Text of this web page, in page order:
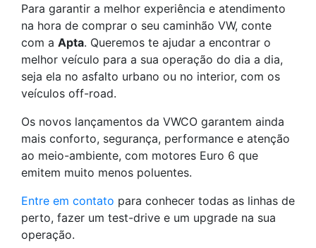
Para garantir a melhor experiência e atendimento
na hora de comprar o seu caminhão VW, conte
com a Apta. Queremos te ajudar a encontrar o
melhor veículo para a sua operação do dia a dia,
seja ela no asfalto urbano ou no interior, com os
veículos off-road.
Os novos lançamentos da VWCO garantem ainda
mais conforto, segurança, performance e atenção
ao meio-ambiente, com motores Euro 6 que
emitem muito menos poluentes.
Entre em contato para conhecer todas as linhas de
perto, fazer um test-drive e um upgrade na sua
operação.